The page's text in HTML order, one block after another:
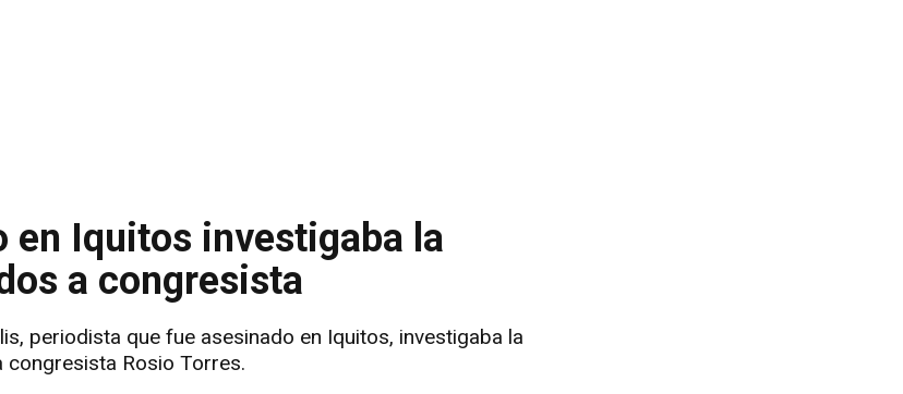
en Iquitos investigaba la
a congresista
periodista que fue asesinado en Iquitos, investigaba la
Rosio Torres.